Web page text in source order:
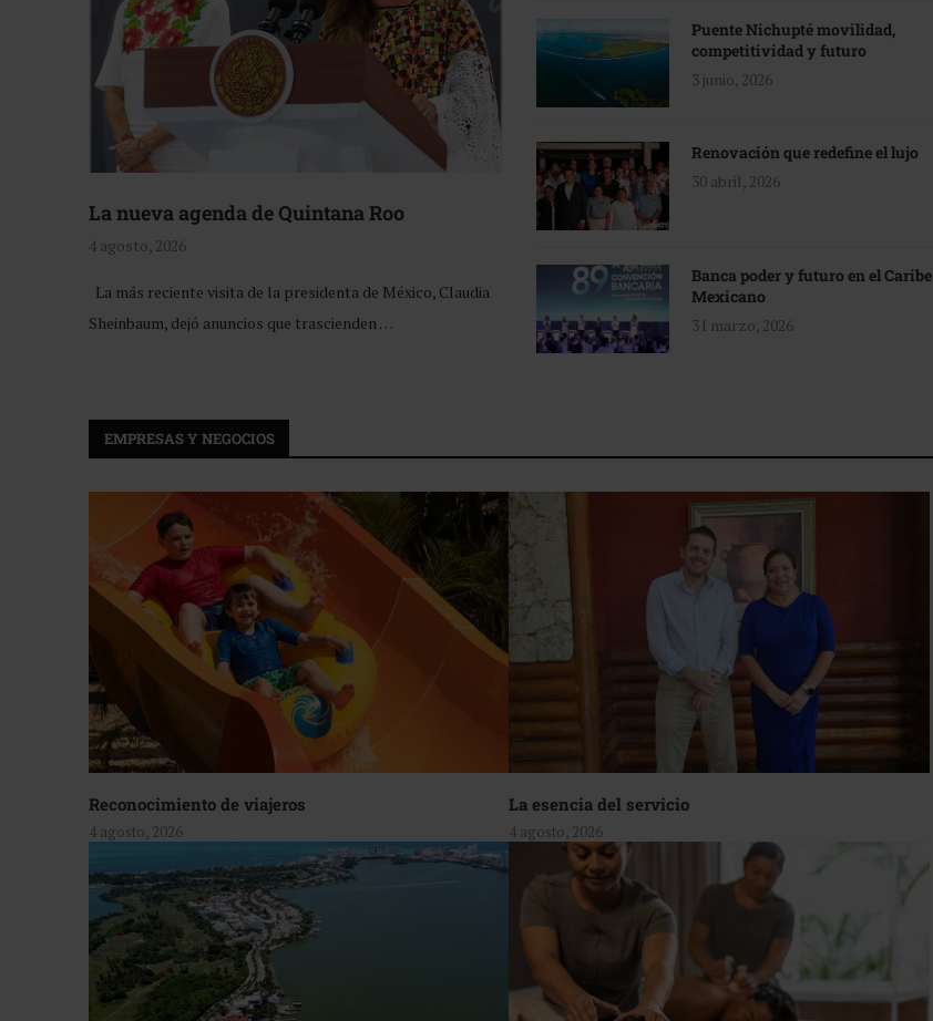
La nueva agenda de Quintana Roo
4 agosto, 2026
La más reciente visita de la presidenta de México, Claudia
Sheinbaum, dejó anuncios que trascienden …
Puente Nichupté movilidad,
competitividad y futuro
3 junio, 2026
Renovación que redefine el lujo
30 abril, 2026
Banca poder y futuro en el Caribe
Mexicano
31 marzo, 2026
EMPRESAS Y NEGOCIOS
Reconocimiento de viajeros
4 agosto, 2026
La esencia del servicio
4 agosto, 2026